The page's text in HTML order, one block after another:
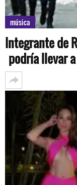
música
Integrante de
podría llevar